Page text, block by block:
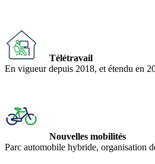
Télétravail
En vigueur depuis 2018, et étendu en
Nouvelles mobilités
Parc automobile hybride, organisation